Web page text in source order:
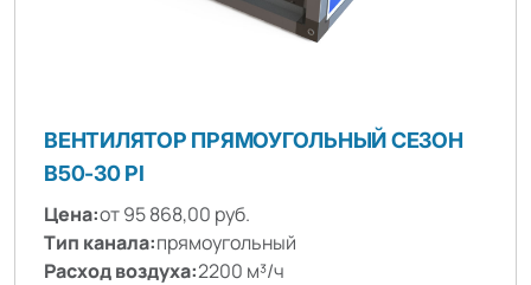
ВЕНТИЛЯТОР ПРЯМОУГОЛЬНЫЙ СЕЗОН
B50-30 PI
Цена:от 95 868,00 руб.
Тип канала:прямоугольный
Расход воздуха:2200 м³/ч